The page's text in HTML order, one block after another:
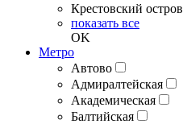
Крестовский остров
показать все
OK
Метро
Автово
Адмиралтейская
Академическая
Балтийская